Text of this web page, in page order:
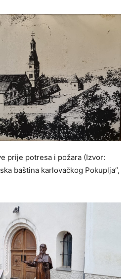
prije potresa i požara (Izvor:
baština karlovačkog Pokuplja”,